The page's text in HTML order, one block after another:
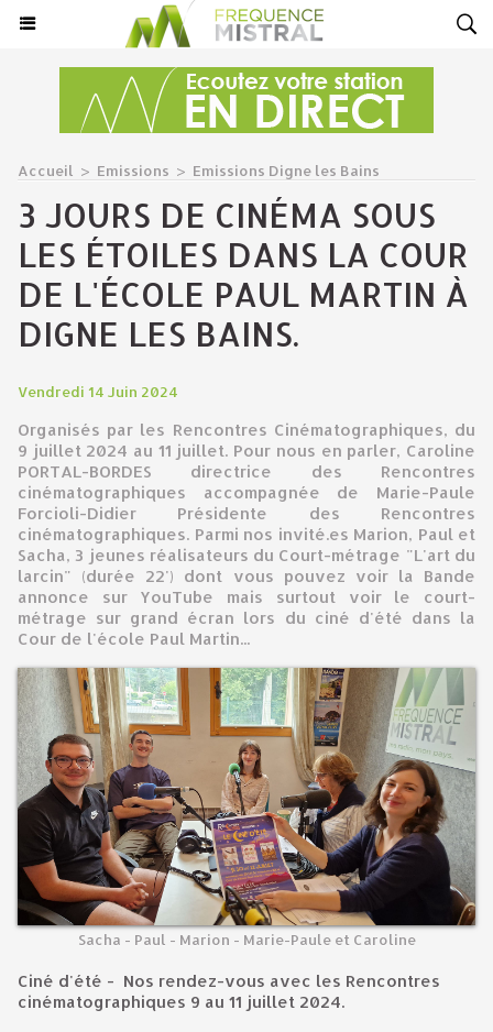
Accueil > Emissions > Emissions Digne les Bains
3 JOURS DE CINÉMA SOUS
LES ÉTOILES DANS LA COUR
DE L'ÉCOLE PAUL MARTIN À
DIGNE LES BAINS.
Vendredi 14 Juin 2024
Organisés par les Rencontres Cinématographiques, du
9 juillet 2024 au 11 juillet. Pour nous en parler, Caroline
PORTAL-BORDES directrice des Rencontres
cinématographiques accompagnée de Marie-Paule
Forcioli-Didier Présidente des Rencontres
cinématographiques. Parmi nos invité.es Marion, Paul et
Sacha, 3 jeunes réalisateurs du Court-métrage "L'art du
larcin" (durée 22') dont vous pouvez voir la Bande
annonce sur YouTube mais surtout voir le court-
métrage sur grand écran lors du ciné d'été dans la
Cour de l'école Paul Martin...
Sacha - Paul - Marion - Marie-Paule et Caroline
Ciné d'été - Nos rendez-vous avec les Rencontres
cinématographiques 9 au 11 juillet 2024.